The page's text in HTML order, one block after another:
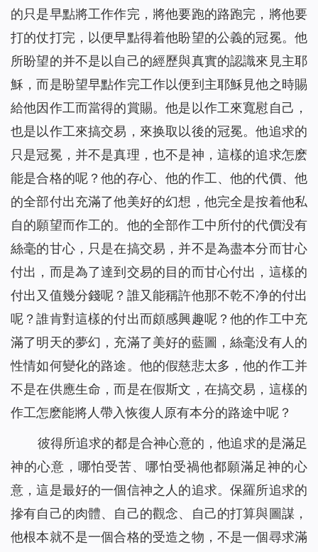
的只是早點將工作作完，將他要跑的路跑完，將他要
打的仗打完，以便早點得着他盼望的公義的冠冕。他
所盼望的并不是以自己的經歷與真實的認識來見主耶
穌，而是盼望早點作完工作以便到主耶穌見他之時賜
給他因作工而當得的賞賜。他是以作工來寬慰自己，
也是以作工來搞交易，來换取以後的冠冕。他追求的
只是冠冕，并不是真理，也不是神，這樣的追求怎麽
能是合格的呢？他的存心、他的作工、他的代價、他
的全部付出充滿了他美好的幻想，他完全是按着他私
自的願望而作工的。他的全部作工中所付的代價没有
絲毫的甘心，只是在搞交易，并不是為盡本分而甘心
付出，而是為了達到交易的目的而甘心付出，這樣的
付出又值幾分錢呢？誰又能稱許他那不乾不净的付出
呢？誰肯對這樣的付出而頗感興趣呢？他的作工中充
滿了明天的夢幻，充滿了美好的藍圖，絲毫没有人的
性情如何變化的路途。他的假慈悲太多，他的作工并
不是在供應生命，而是在假斯文，在搞交易，這樣的
作工怎麽能將人帶入恢復人原有本分的路途中呢？
彼得所追求的都是合神心意的，他追求的是滿足
神的心意，哪怕受苦、哪怕受禍他都願滿足神的心
意，這是最好的一個信神之人的追求。保羅所追求的
摻有自己的肉體、自己的觀念、自己的打算與圖謀，
他根本就不是一個合格的受造之物，不是一個尋求滿